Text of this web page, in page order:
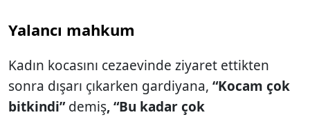
Yalancı mahkum
Kadın kocasını cezaevinde ziyaret ettikten
sonra dışarı çıkarken gardiyana, “Kocam çok
bitkindi”demiş, “Bu kadar çok